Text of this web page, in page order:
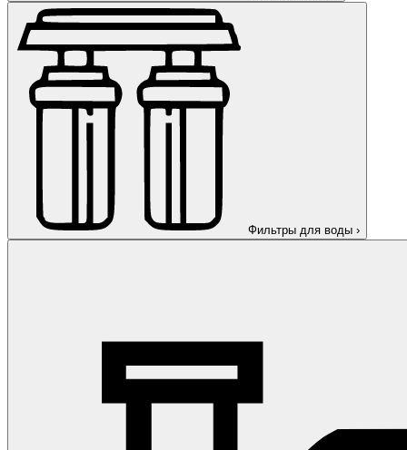
Фильтры для воды ›